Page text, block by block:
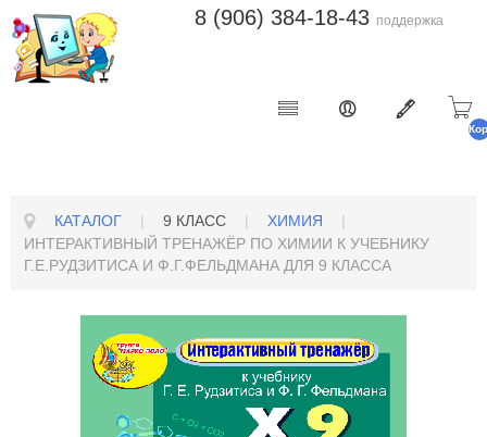
8 (906) 384-18-43 поддержка
КАТАЛОГ | 9 КЛАСС | ХИМИЯ
|
ИНТЕРАКТИВНЫЙ ТРЕНАЖЁР ПО ХИМИИ К УЧЕБНИКУ
Г.Е.РУДЗИТИСА И Ф.Г.ФЕЛЬДМАНА ДЛЯ 9 КЛАССА